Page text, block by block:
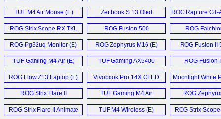
Monitor (D)
TUF M4 Air Mouse (E)
Zenbook S 13 Oled
Laptop (E)
ROG Rapture GT-
router
ROG Strix Scope RX TKL
Deluxe Wireless (E)
ROG Fusion 500
Headset (D)
ROG
Mechanical
ROG Pg32uq Monitor (E)
ROG Zephyrus M16 (E) ROG Fusion II
TUF Gaming M4 Air (E)
TUF Gaming AX5400
Router (E)
ROG Fusion
Headset
ROG Flow Z13 Laptop (E)
Vivobook Pro 14X OLED
Notebook (D)
Moonlight White
Collection
ROG Strix Flare II
Animate (E)
TUF Gaming M4 Air
Mouse (E)
ROG
Laptop
ROG Strix Flare II Animate
TUF M4 Wireless (E)
ROG Strix